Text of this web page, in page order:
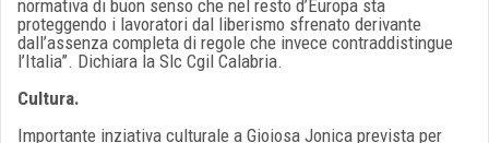
normativa di buon senso che nel resto d’Europa sta
proteggendo i lavoratori dal liberismo sfrenato derivante
dall’assenza completa di regole che invece contraddistingue
l’Italia”. Dichiara la Slc Cgil Calabria.
Cultura.
Importante inziativa culturale a Gioiosa Jonica prevista per